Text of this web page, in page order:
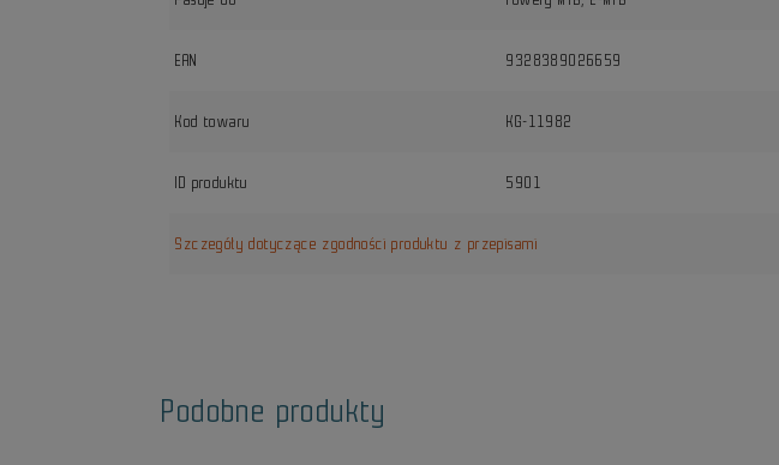
EAN 9328389026659
Kod towaru KG-11982
ID produktu 5901
Szczegóły dotyczące zgodności produktu z przepisami
Podobne produkty